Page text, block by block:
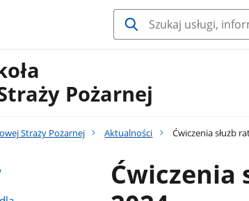
Pożarnej
Straży Pożarnej Aktualności Ćwiczenia służb
Ćwiczenia